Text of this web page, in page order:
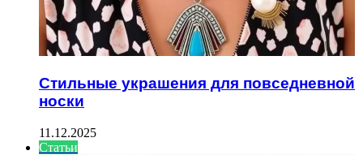
Стильные украшения для повседневной
носки
11.12.2025
Статьи